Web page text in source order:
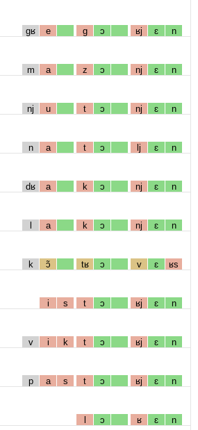
gʁ e g ɔ ʁj ɛ n
m a z ɔ nj ɛ n
nj u t ɔ nj ɛ n
n a t ɔ lj ɛ n
dʁ a k ɔ nj ɛ n
l a k ɔ nj ɛ n
k ɔ̃ tʁ ɔ v ɛ ʁs
i s t ɔ ʁj ɛ n
v i k t ɔ ʁj ɛ n
p a s t ɔ ʁj ɛ n
l ɔ ʁ ɛ n